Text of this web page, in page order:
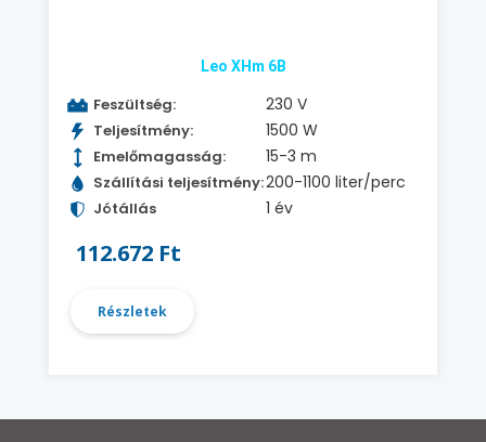
Leo XHm 6B
Feszültség: 230 V
Teljesítmény: 1500 W
Emelőmagasság: 15-3 m
Szállítási teljesítmény:200-1100 liter/perc
Jótállás 1 év
112.672 Ft
Részletek